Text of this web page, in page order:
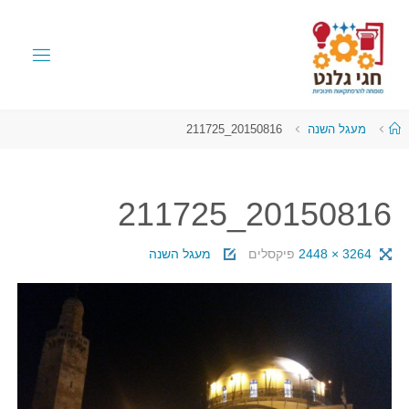
מעגל השנה 20150816_211725
20150816_211725
3264 × 2448 פיקסלים מעגל השנה